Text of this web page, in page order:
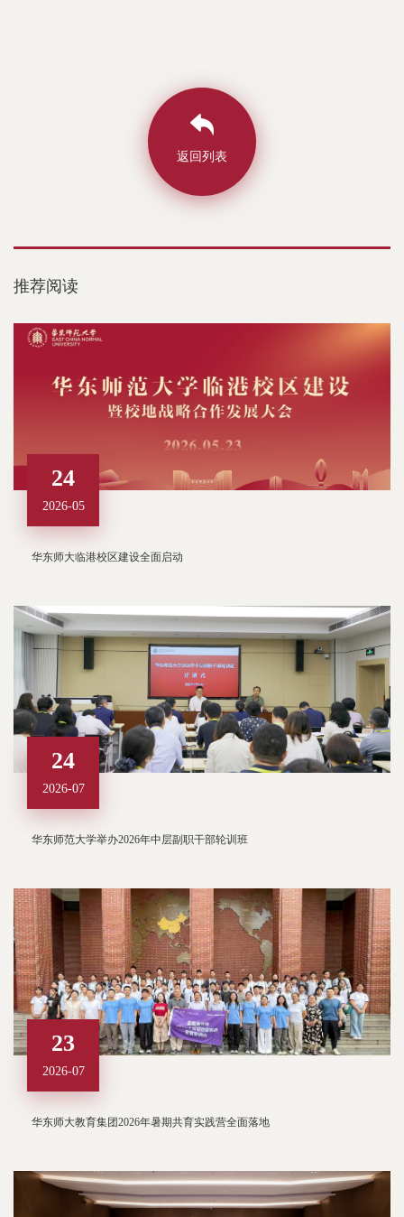
返回列表
推荐阅读
24
2026-05
华东师大临港校区建设全面启动
24
2026-07
华东师范大学举办2026年中层副职干部轮训班
23
2026-07
华东师大教育集团2026年暑期共育实践营全面落地